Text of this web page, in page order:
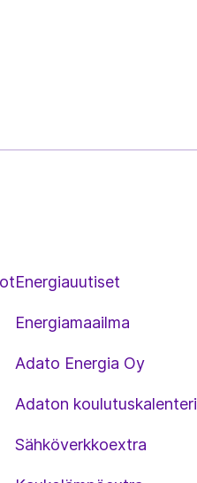
Energiauutiset
Energiamaailma
Adato Energia Oy
Adaton koulutuskalenteri
Sähköverkkoextra